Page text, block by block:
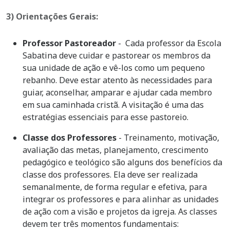
3) Orientações Gerais:
Professor Pastoreador - Cada professor da Escola
Sabatina deve cuidar e pastorear os membros da
sua unidade de ação e vê-los como um pequeno
rebanho. Deve estar atento às necessidades para
guiar, aconselhar, amparar e ajudar cada membro
em sua caminhada cristã. A visitação é uma das
estratégias essenciais para esse pastoreio.
Classe dos Professores - Treinamento, motivação,
avaliação das metas, planejamento, crescimento
pedagógico e teológico são alguns dos benefícios da
classe dos professores. Ela deve ser realizada
semanalmente, de forma regular e efetiva, para
integrar os professores e para alinhar as unidades
de ação com a visão e projetos da igreja. As classes
devem ter três momentos fundamentais: